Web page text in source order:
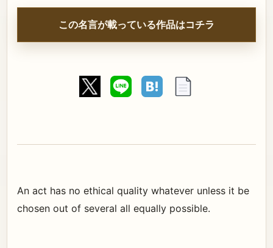
この名言が載っている作品はコチラ
An act has no ethical quality whatever unless it be
chosen out of several all equally possible.